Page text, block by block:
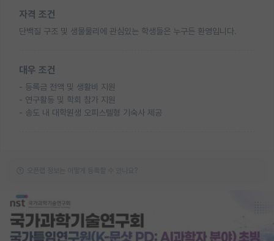
자격 조건
단백질 구조 및 생물물리에 관심있는 학생들은 누구든 환영입니다.
대우 조건
- 등록금 전액 및 생활비 지원
- 연구활동 및 학회 참가 지원
- 송도 내 대학원생 오피스텔형 기숙사 제공
오픈랩 정보는 어떻게 등록할 수 있나요?